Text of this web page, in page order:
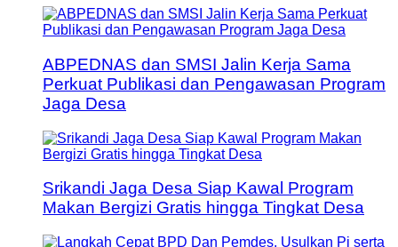
ABPEDNAS dan SMSI Jalin Kerja Sama
Perkuat Publikasi dan Pengawasan Program
Jaga Desa
Srikandi Jaga Desa Siap Kawal Program
Makan Bergizi Gratis hingga Tingkat Desa